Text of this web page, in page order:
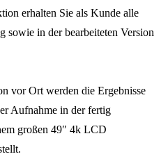
erhalten Sie als Kunde alle
sowie in der bearbeiteten Version
vor Ort werden die Ergebnisse
Aufnahme in der fertig
großen 49″ 4k LCD